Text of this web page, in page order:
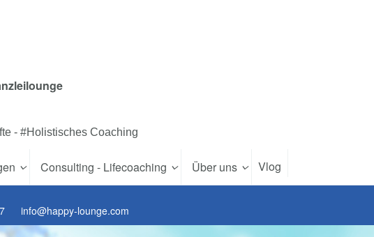
- #Holistisches Coaching
Consulting - Lifecoaching Über uns Vlog
info@happy-lounge.com